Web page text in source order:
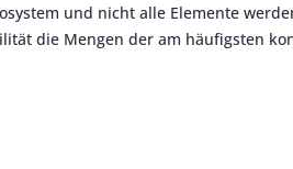
und nicht alle Elemente
die Mengen der am häufigsten